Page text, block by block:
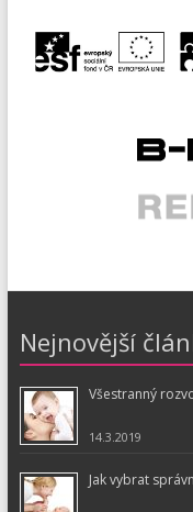
Nejnovější
Všestranný
14.3.2019
Jak vybrat